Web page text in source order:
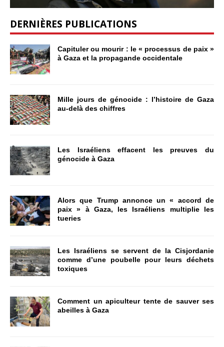
DERNIÈRES PUBLICATIONS
Capituler ou mourir : le « processus de paix »
à Gaza et la propagande occidentale
Mille jours de génocide : l’histoire de Gaza
au-delà des chiffres
Les Israéliens effacent les preuves du
génocide à Gaza
Alors que Trump annonce un « accord de
paix » à Gaza, les Israéliens multiplie les
tueries
Les Israéliens se servent de la Cisjordanie
comme d’une poubelle pour leurs déchets
toxiques
Comment un apiculteur tente de sauver ses
abeilles à Gaza